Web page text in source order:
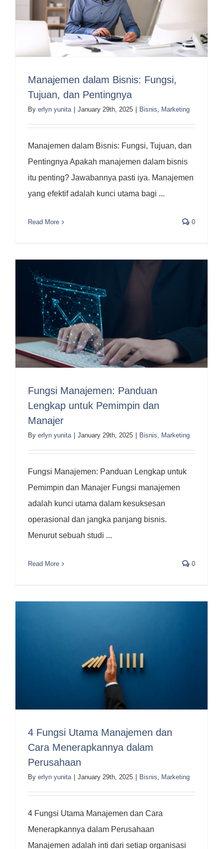
Manajemen dalam Bisnis: Fungsi,
Tujuan, dan Pentingnya
By erlyn yunita January 29th, 2025 Bisnis, Marketing
Manajemen dalam Bisnis: Fungsi, Tujuan, dan
Pentingnya Apakah manajemen dalam bisnis
itu penting? Jawabannya pasti iya. Manajemen
yang efektif adalah kunci utama bagi ...
Read More 0
Fungsi Manajemen: Panduan
Lengkap untuk Pemimpin dan
Manajer
By erlyn yunita January 29th, 2025 Bisnis, Marketing
Fungsi Manajemen: Panduan Lengkap untuk
Pemimpin dan Manajer Fungsi manajemen
adalah kunci utama dalam kesuksesan
operasional dan jangka panjang bisnis.
Menurut sebuah studi ...
Read More 0
4 Fungsi Utama Manajemen dan
Cara Menerapkannya dalam
Perusahaan
By erlyn yunita January 29th, 2025 Bisnis, Marketing
4 Fungsi Utama Manajemen dan Cara
Menerapkannya dalam Perusahaan
Manajemen adalah inti dari setiap organisasi